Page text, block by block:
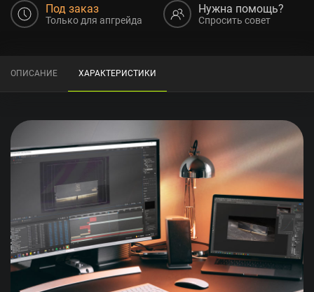
Под заказ
Только для апгрейда
Нужна помощь?
Спросить совет
ОПИСАНИЕ ХАРАКТЕРИСТИКИ